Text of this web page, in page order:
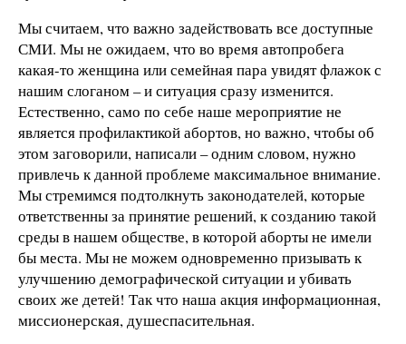
Мы считаем, что важно задействовать все доступные
СМИ. Мы не ожидаем, что во время автопробега
какая-то женщина или семейная пара увидят флажок с
нашим слоганом – и ситуация сразу изменится.
Естественно, само по себе наше мероприятие не
является профилактикой абортов, но важно, чтобы об
этом заговорили, написали – одним словом, нужно
привлечь к данной проблеме максимальное внимание.
Мы стремимся подтолкнуть законодателей, которые
ответственны за принятие решений, к созданию такой
среды в нашем обществе, в которой аборты не имели
бы места. Мы не можем одновременно призывать к
улучшению демографической ситуации и убивать
своих же детей! Так что наша акция информационная,
миссионерская, душеспасительная.